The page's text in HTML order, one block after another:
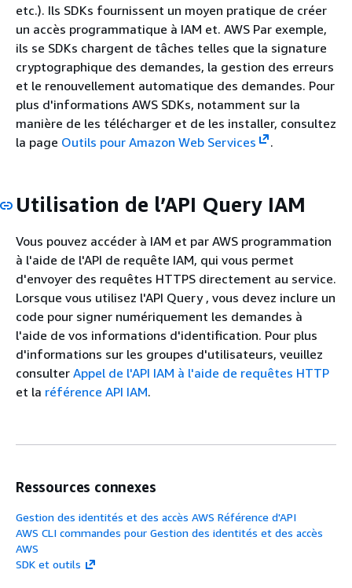
etc.). Ils SDKs fournissent un moyen pratique de créer
un accès programmatique à IAM et. AWS Par exemple,
ils se SDKs chargent de tâches telles que la signature
cryptographique des demandes, la gestion des erreurs
et le renouvellement automatique des demandes. Pour
plus d'informations AWS SDKs, notamment sur la
manière de les télécharger et de les installer, consultez
la page Outils pour Amazon Web Services .
Utilisation de l’API Query IAM
Vous pouvez accéder à IAM et par AWS programmation
à l'aide de l'API de requête IAM, qui vous permet
d'envoyer des requêtes HTTPS directement au service.
Lorsque vous utilisez l'API Query , vous devez inclure un
code pour signer numériquement les demandes à
l'aide de vos informations d'identification. Pour plus
d'informations sur les groupes d'utilisateurs, veuillez
consulter Appel de l'API IAM à l'aide de requêtes HTTP
et la référence API IAM.
Ressources connexes
Gestion des identités et des accès AWS Référence d'API
AWS CLI commandes pour Gestion des identités et des accès
AWS
SDK et outils